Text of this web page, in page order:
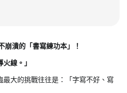
崩潰的「書寫練功本」！
線。」
大的挑戰往往是：「字寫不好、寫